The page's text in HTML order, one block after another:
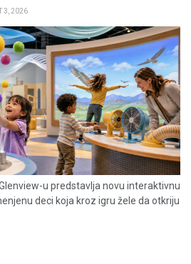
3, 2026
u predstavlja novu interaktivnu
deci koja kroz igru žele da otkriju